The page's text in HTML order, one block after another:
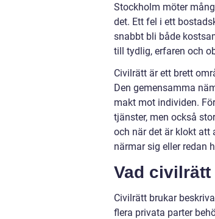
Stockholm möter
det. Ett fel i ett
snabbt bli både
till tydlig, erfaren och
Civilrätt är ett brett
Den gemensamma
makt mot individen.
tjänster, men också
och när det är klokt att
närmar sig eller redan
Vad
Civilrätt brukar
flera privata parter